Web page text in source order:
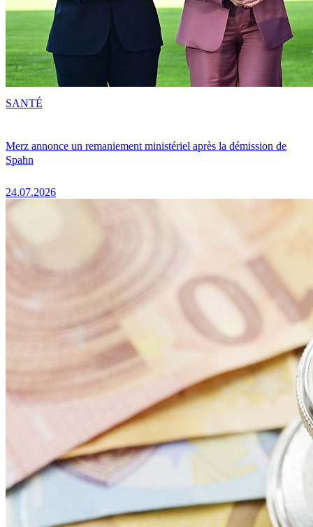
Merz annonce un remaniement ministériel après la démission de
Spahn
24.07.2026
SANTÉ